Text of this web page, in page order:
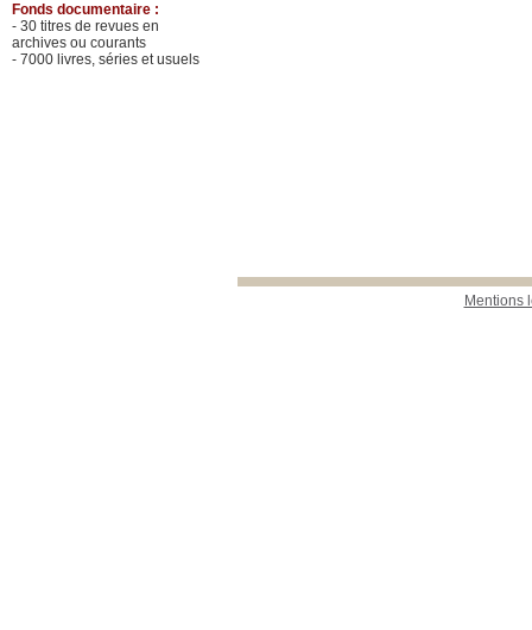
Mentions
Fonds documentaire :
- 30 titres de revues en
archives ou courants
- 7000 livres, séries et usuels